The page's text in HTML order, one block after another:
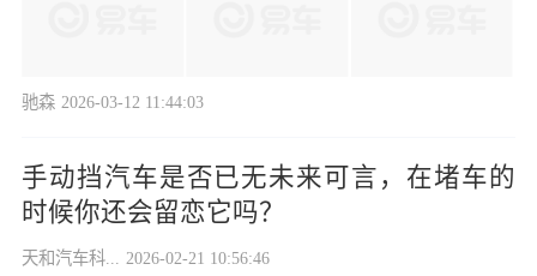
驰森 2026-03-12 11:44:03
手动挡汽车是否已无未来可言，在堵车的
时候你还会留恋它吗？
天和汽车科... 2026-02-21 10:56:46